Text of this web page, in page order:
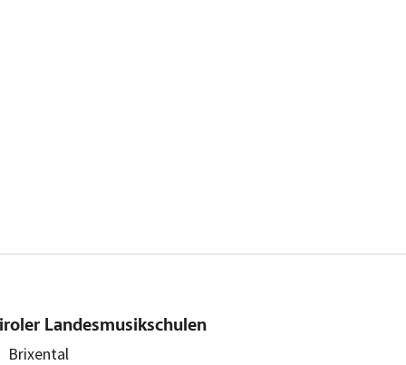
Landesmusikschulen
Brixental